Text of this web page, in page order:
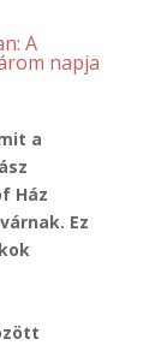
A
napja
a
Ház
Ez